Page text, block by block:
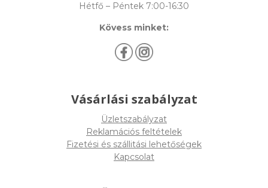
Hétfő – Péntek 7:00-16:30
Kövess minket:
Vásárlási szabályzat
Üzletszabályzat
Reklamációs feltételek
Fizetési és szállitási lehetőségek
Kapcsolat